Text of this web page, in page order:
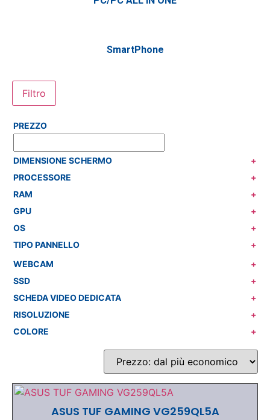
SmartPhone
Filtro
PREZZO
DIMENSIONE SCHERMO
+
PROCESSORE
+
RAM
+
GPU
+
OS
+
TIPO PANNELLO
+
WEBCAM
+
SSD
+
SCHEDA VIDEO DEDICATA
+
RISOLUZIONE
+
COLORE
+
ASUS TUF GAMING VG259QL5A